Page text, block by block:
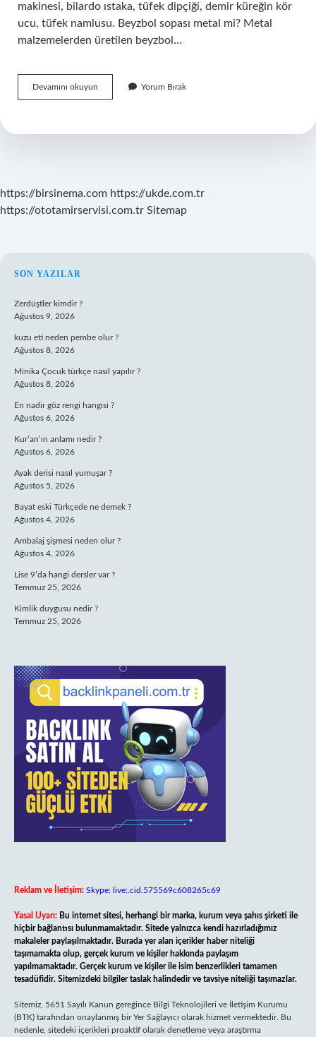
makinesi, bilardo ıstaka, tüfek dipçiği, demir küreğin kör
ucu, tüfek namlusu. Beyzbol sopası metal mi? Metal
malzemelerden üretilen beyzbol…
Devamını okuyun
Sopası
Mı
Yorum Bırak
https://birsinema.com https://ukde.com.tr
https://ototamirservisi.com.tr Sitemap
SIDEBAR
SON YAZILAR
Zerdüştler kimdir ?
Ağustos 9, 2026
kuzu eti neden pembe olur ?
Ağustos 8, 2026
Minika Çocuk türkçe nasıl yapılır ?
Ağustos 8, 2026
En nadir göz rengi hangisi ?
Ağustos 6, 2026
Kur’an’ın anlamı nedir ?
Ağustos 6, 2026
Ayak derisi nasıl yumuşar ?
Ağustos 5, 2026
Bayat eski Türkçede ne demek ?
Ağustos 4, 2026
Ambalaj şişmesi neden olur ?
Ağustos 4, 2026
Lise 9’da hangi dersler var ?
Temmuz 25, 2026
Kimlik duygusu nedir ?
Temmuz 25, 2026
Reklam ve İletişim: Skype: live:.cid.575569c608265c69
Yasal Uyarı: Bu internet sitesi, herhangi bir marka, kurum veya şahıs şirketi ile
hiçbir bağlantısı bulunmamaktadır. Sitede yalnızca kendi hazırladığımız
makaleler paylaşılmaktadır. Burada yer alan içerikler haber niteliği
taşımamakta olup, gerçek kurum ve kişiler hakkında paylaşım
yapılmamaktadır. Gerçek kurum ve kişiler ile isim benzerlikleri tamamen
tesadüfidir. Sitemizdeki bilgiler taslak halindedir ve tavsiye niteliği taşımazlar.
Sitemiz, 5651 Sayılı Kanun gereğince Bilgi Teknolojileri ve İletişim Kurumu
(BTK) tarafından onaylanmış bir Yer Sağlayıcı olarak hizmet vermektedir. Bu
nedenle, sitedeki içerikleri proaktif olarak denetleme veya araştırma